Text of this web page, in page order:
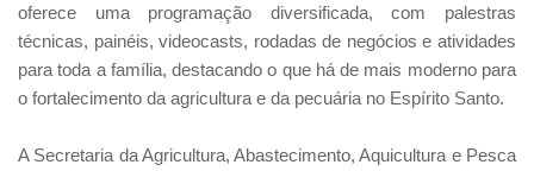
oferece uma programação diversificada, com palestras
técnicas, painéis, videocasts, rodadas de negócios e atividades
para toda a família, destacando o que há de mais moderno para
o fortalecimento da agricultura e da pecuária no Espírito Santo.
A Secretaria da Agricultura, Abastecimento, Aquicultura e Pesca